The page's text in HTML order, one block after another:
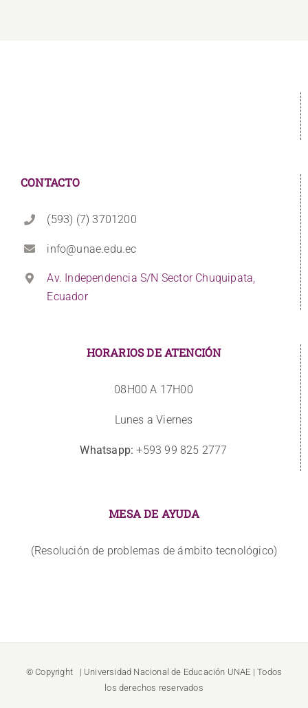
CONTACTO
(593) (7) 3701200
info@unae.edu.ec
Av. Independencia S/N Sector Chuquipata,
Ecuador
HORARIOS DE ATENCIÓN
08H00 A 17H00
Lunes a Viernes
Whatsapp: +593 99 825 2777
MESA DE AYUDA
(Resolución de problemas de ámbito tecnológico)
© Copyright | Universidad Nacional de Educación UNAE | Todos
los derechos reservados